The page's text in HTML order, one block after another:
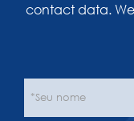
contact data.